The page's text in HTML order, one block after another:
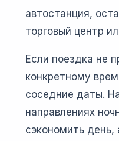
автостанция,
торговый центр
Если поездка не
конкретному
соседние даты.
направлениях
сэкономить день,